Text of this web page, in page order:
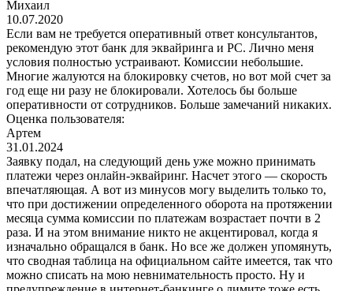
Михаил
10.07.2020
Если вам не требуется оперативный ответ консультантов,
рекомендую этот банк для эквайринга и РС. Лично меня
условия полностью устраивают. Комиссии небольшие.
Многие жалуются на блокировку счетов, но вот мой счет за
год еще ни разу не блокировали. Хотелось бы больше
оперативности от сотрудников. Больше замечаний никаких.
Оценка пользователя:
Артем
31.01.2024
Заявку подал, на следующий день уже можно принимать
платежи через онлайн-эквайринг. Насчет этого — скорость
впечатляющая. А вот из минусов могу выделить только то,
что при достижении определенного оборота на протяжении
месяца сумма комиссии по платежам возрастает почти в 2
раза. И на этом внимание никто не акцентировал, когда я
изначально обращался в банк. Но все же должен упомянуть,
что сводная таблица на официальном сайте имеется, так что
можно списать на мою невнимательность просто. Ну и